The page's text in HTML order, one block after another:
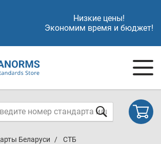
Низкие цены!
Экономим время и бюджет!
Беларуси
СТБ